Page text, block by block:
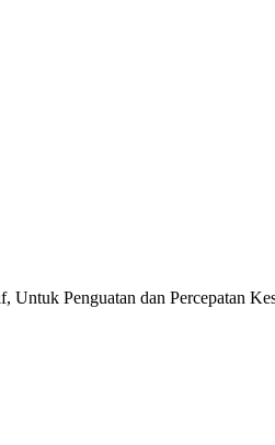
Penguatan dan Percepatan